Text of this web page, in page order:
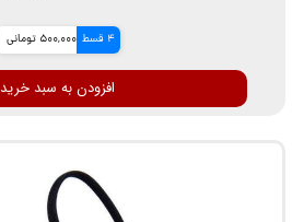
4 قسط 500,000 تومانی
افزودن به سبد خرید